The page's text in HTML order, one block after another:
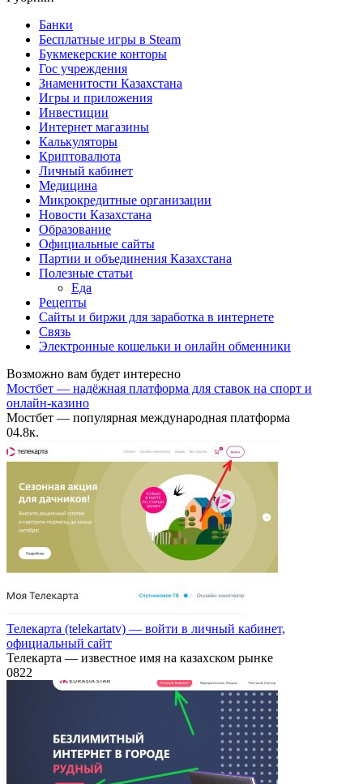
Банки
Бесплатные игры в Steam
Букмекерские конторы
Гос учреждения
Знаменитости Казахстана
Игры и приложения
Инвестиции
Интернет магазины
Калькуляторы
Криптовалюта
Личный кабинет
Медицина
Микрокредитные организации
Новости Казахстана
Образование
Официальные сайты
Партии и объединения Казахстана
Полезные статьи
Еда
Рецепты
Сайты и биржи для заработка в интернете
Связь
Электронные кошельки и онлайн обменники
Возможно вам будет интересно
Мостбет — надёжная платформа для ставок на спорт и
онлайн-казино
Мостбет — популярная международная платформа
04.8к.
Телекарта (telekartatv) — войти в личный кабинет,
официальный сайт
Телекарта — известное имя на казахском рынке
0822